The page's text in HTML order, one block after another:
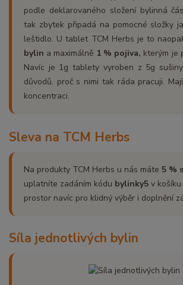
podle deklarovaného složení bylinná
tak zbytek připadá na pomocné složky
leštidlo. U tablet TCM Herbs je to
bylin a maximálně 1 % pojiva, kterým je
Navíc je 1g tablety vyroben z 5g
důvodů, proč s nimi tak ráda pracuji.
koncentraci.
Sleva na TCM Herbs
Na produkty TCM Herbs u nás máte 5 %
uplatníte zadáním kódu bylinky5 v
prostor navíc pro klidný výběr i doplnění
Síla jednotlivých bylin